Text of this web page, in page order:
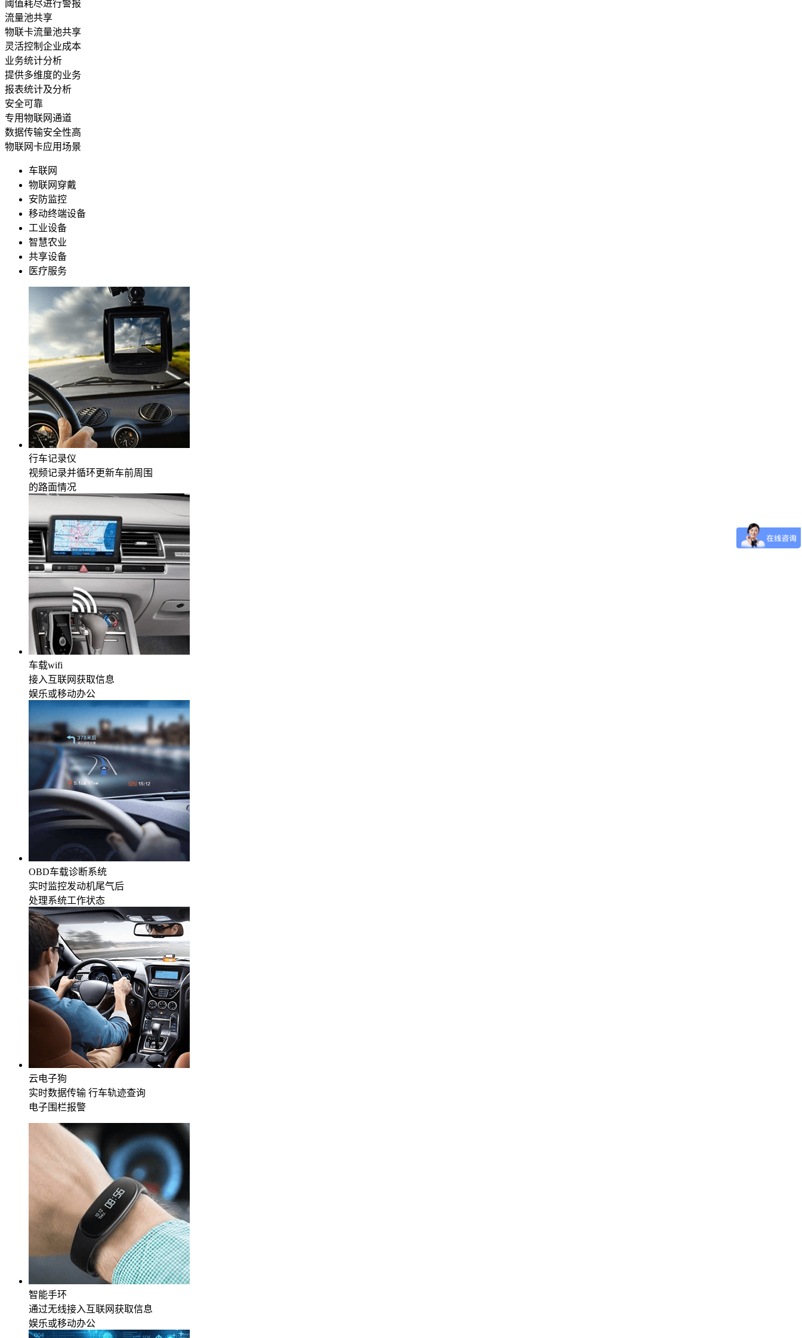
阈值耗尽进行警报
流量池共享
物联卡流量池共享
灵活控制企业成本
业务统计分析
提供多维度的业务
报表统计及分析
安全可靠
专用物联网通道
数据传输安全性高
物联网卡应用场景
车联网
物联网穿戴
安防监控
移动终端设备
工业设备
智慧农业
共享设备
医疗服务
行车记录仪
视频记录并循环更新车前周围
的路面情况
车载wifi
接入互联网获取信息
娱乐或移动办公
OBD车载诊断系统
实时监控发动机尾气后
处理系统工作状态
云电子狗
实时数据传输 行车轨迹查询
电子围栏报警
智能手环
通过无线接入互联网获取信息
娱乐或移动办公